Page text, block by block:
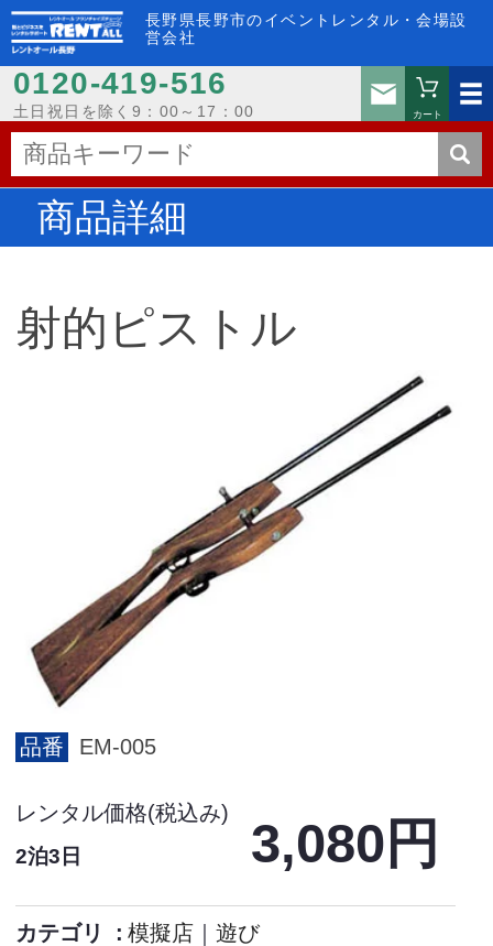
長野県長野市のイベントレンタル・会場設
営会社
0120-419-516
土日祝日を除く9：00～17：00
お問い
カート
商品詳細
射的ピストル
品番 EM-005
レンタル価格(税込み)
2泊3日 3,080円
カテゴリ 模擬店 ｜ 遊び